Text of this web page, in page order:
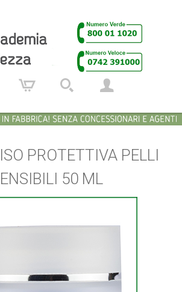
PROTETTIVA PELLI
50 ML